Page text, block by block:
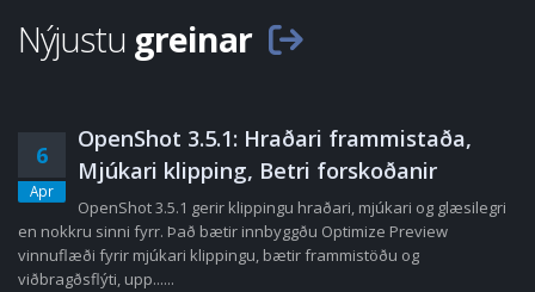
Nýjustu greinar
6
Apr
OpenShot 3.5.1: Hraðari frammistaða,
Mjúkari klipping, Betri forskoðanir
OpenShot 3.5.1 gerir klippingu hraðari, mjúkari og glæsilegri
en nokkru sinni fyrr. Það bætir innbyggðu Optimize Preview
vinnuflæði fyrir mjúkari klippingu, bætir frammistöðu og
viðbragðsflýti, upp......